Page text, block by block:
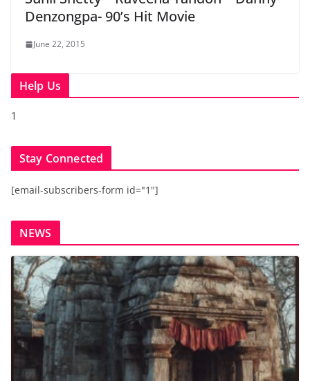
Denzongpa- 90’s Hit Movie
June 22, 2015
Help Us
1
Stay Connected
[email-subscribers-form id="1"]
NEWS